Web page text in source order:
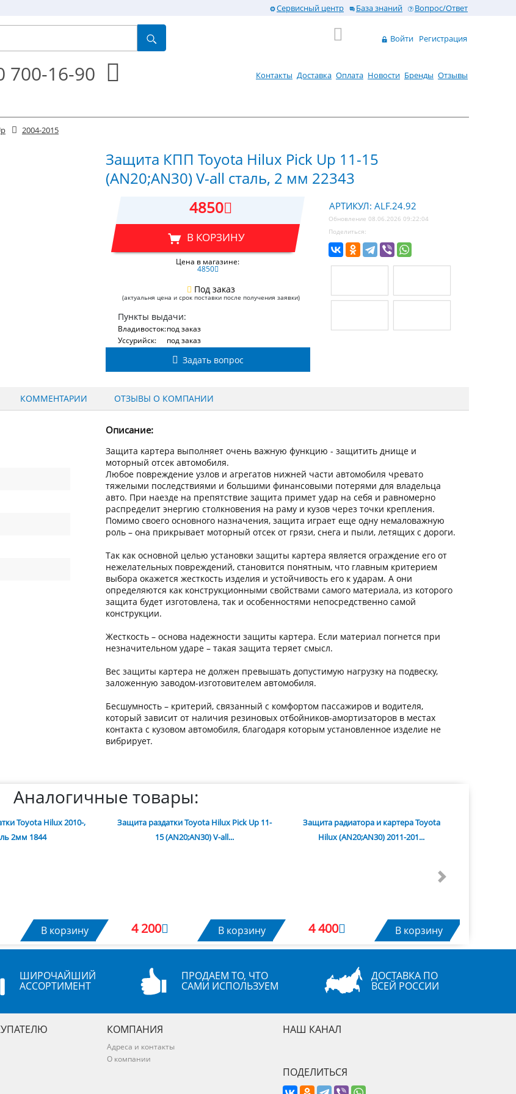
Сервисный центр База знаний Вопрос/Ответ
Войти Регистрация
700-16-90 Контакты Доставка Оплата Новости Бренды Отзывы
2004-2015
Защита КПП Toyota Hilux Pick Up 11-15
(AN20;AN30) V-all сталь, 2 мм 22343
4850
В КОРЗИНУ
Цена в магазине:
4850
Под заказ
(актуальня цена и срок поставки после получения заявки)
Пункты выдачи:
Владивосток:под заказ
Уссурийск:
под заказ
Задать вопрос
АРТИКУЛ: ALF.24.92
Обновление 08.06.2026 09:22:04
Поделиться:
КОММЕНТАРИИ ОТЗЫВЫ О КОМПАНИИ
Описание:
Защита картера выполняет очень важную функцию - защитить днище и
моторный отсек автомобиля.
Любое повреждение узлов и агрегатов нижней части автомобиля чревато
тяжелыми последствиями и большими финансовыми потерями для владельца
авто. При наезде на препятствие защита примет удар на себя и равномерно
распределит энергию столкновения на раму и кузов через точки крепления.
Помимо своего основного назначения, защита играет еще одну немаловажную
роль – она прикрывает моторный отсек от грязи, снега и пыли, летящих с дороги.
Так как основной целью установки защиты картера является ограждение его от
нежелательных повреждений, становится понятным, что главным критерием
выбора окажется жесткость изделия и устойчивость его к ударам. А они
определяются как конструкционными свойствами самого материала, из которого
защита будет изготовлена, так и особенностями непосредственно самой
конструкции.
Жесткость – основа надежности защиты картера. Если материал погнется при
незначительном ударе – такая защита теряет смысл.
Вес защиты картера не должен превышать допустимую нагрузку на подвеску,
заложенную заводом-изготовителем автомобиля.
Бесшумность – критерий, связанный с комфортом пассажиров и водителя,
который зависит от наличия резиновых отбойников-амортизаторов в местах
контакта с кузовом автомобиля, благодаря которым установленное изделие не
вибрирует.
Аналогичные товары:
Toyota Hilux 2010-,
2мм 1844
В корзину
Защита раздатки Toyota Hilux Pick Up 11-
15 (AN20;AN30) V-all...
4 200 В корзину
Защита радиатора и картера Toyota
Hilux (AN20;AN30) 2011-201...
4 400 В корзину
Next
ШИРОЧАЙШИЙ
АССОРТИМЕНТ
ПРОДАЕМ ТО, ЧТО
САМИ ИСПОЛЬЗУЕМ
ДОСТАВКА ПО
ВСЕЙ РОССИИ
КОМПАНИЯ
Адреса и контакты
О компании
НАШ КАНАЛ
ПОДЕЛИТЬСЯ